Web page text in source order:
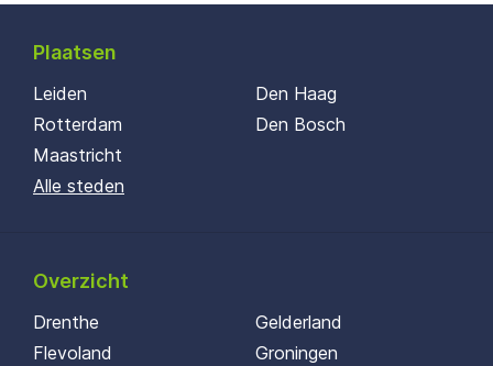
Plaatsen
Leiden
Rotterdam
Maastricht
Den Haag
Den Bosch
Alle steden
Overzicht
Drenthe
Flevoland
Gelderland
Groningen